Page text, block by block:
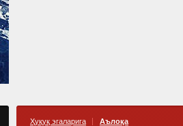
Ҳуқуқ эгаларига Аълоқа